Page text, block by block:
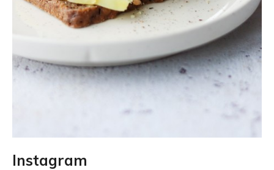
Instagram